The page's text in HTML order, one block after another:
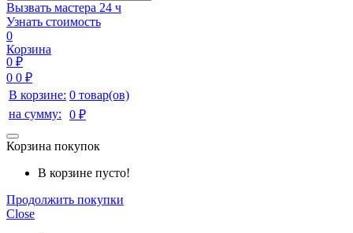
Вызвать мастера 24 ч
Узнать стоимость
0
Корзина
0 ₽
0 0 ₽
В корзине: 0 товар(ов)
на сумму:
0 ₽
Корзина покупок
В корзине пусто!
Продолжить покупки
Close